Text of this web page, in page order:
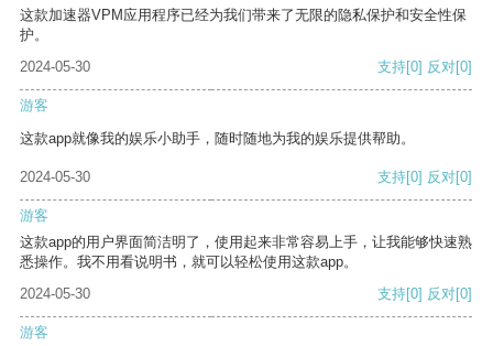
这款加速器VPM应用程序已经为我们带来了无限的隐私保护和安全性保
护。
2024-05-30
支持[0] 反对[0]
游客
这款app就像我的娱乐小助手，随时随地为我的娱乐提供帮助。
2024-05-30 支持[0] 反对[0]
游客
这款app的用户界面简洁明了，使用起来非常容易上手，让我能够快速熟
悉操作。我不用看说明书，就可以轻松使用这款app。
2024-05-30
支持[0] 反对[0]
游客